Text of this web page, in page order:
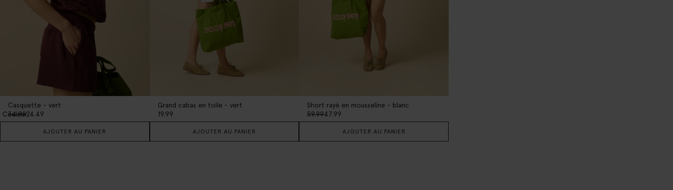
Casquette - vert
34.9924.49
Couleur
AJOUTER AU PANIER
Grand cabas en toile - vert
19.99
AJOUTER AU PANIER
Short rayé en mousseline - blanc
59.9947.99
AJOUTER AU PANIER